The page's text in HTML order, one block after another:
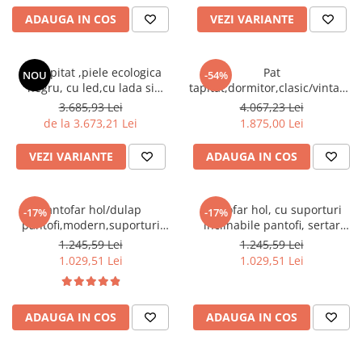
Mese gradina
Scaune de gradina
Seturi de gradina
Sezlonguri
Sezlonguri de gradina si terasa
Electrocasnice incorporabile
,Chiuvete si baterii
Baterii bucatarie
Chiuvete bucatarie
Cuptoare cu microunde
incorporabile
Cuptoare incorporabile
Masini de spalat vase
ADAUGA IN COS VEZI VARIANTE
NOU
Pat tapitat ,piele ecologica
negru, cu led,cu lada si
somiera inclinabila
inclusa,Bortis Impex
3.685,93 Lei
de la 3.673,21 Lei
VEZI VARIANTE
-54%
Pat
tapitat,dormitor,clasic/
gri,cu 3 sertare ,suport saltea
inclus,Bortis
4.067,23 Lei
1.875,00 Lei
ADAUGA IN COS
-17%Pantofar hol/dulap
pantofi,modern,suporturi
inclinabile,alb,120x85x28cm,Bortis
Impex
1.245,59 Lei
1.029,51 Lei
ADAUGA IN COS
-17%
Pantofar hol, cu suporturi
inclinabile pantofi, sertar
,stejar
sonoma,practic/modern,Bortis
1.245,59 Lei
1.029,51 Lei
ADAUGA IN COS